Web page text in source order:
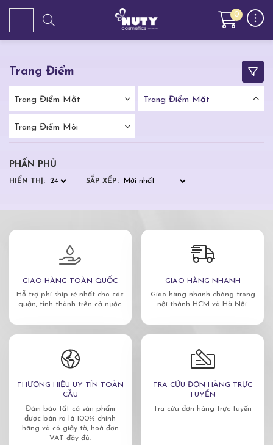
0
Trang Điểm
Trang Điểm Mắt Trang Điểm Mặt
Trang Điểm Môi
PHẤN PHỦ
HIỂN THỊ: SẮP XẾP:
GIAO HÀNG TOÀN QUỐC
Hỗ trợ phí ship rẻ nhất cho các
quận, tỉnh thành trên cả nước.
GIAO HÀNG NHANH
Giao hàng nhanh chóng trong
nội thành HCM và Hà Nội.
THƯƠNG HIỆU UY TÍN TOÀN
CẦU
Đảm bảo tất cả sản phẩm
được bán ra là 100% chính
hãng và có giấy tờ, hoá đơn
VAT đầy đủ.
TRA CỨU ĐƠN HÀNG TRỰC
TUYẾN
Tra cứu đơn hàng trực tuyến